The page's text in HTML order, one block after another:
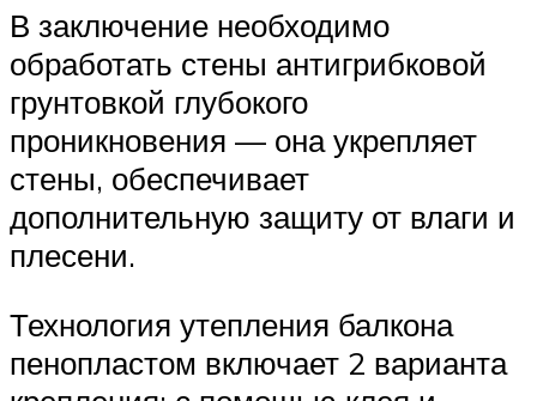
В заключение необходимо
обработать стены антигрибковой
грунтовкой глубокого
проникновения — она укрепляет
стены, обеспечивает
дополнительную защиту от влаги и
плесени.
Технология утепления балкона
пенопластом включает 2 варианта